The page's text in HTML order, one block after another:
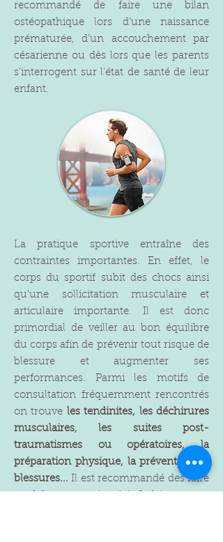
recommandé de faire une bilan
ostéopathique lors d'une naissance
prématurée, d'un accouchement par
césarienne ou dès lors que les parents
s'interrogent sur l'état de santé de leur
enfant.
La pratique sportive entraîne des
contraintes importantes. En effet, le
corps du sportif subit des chocs ainsi
qu'une sollicitation musculaire et
articulaire importante. Il est donc
primordial de veiller au bon équilibre
du corps afin de prévenir tout risque de
blessure et augmenter ses
performances. Parmi les motifs de
consultation fréquemment rencontrés
on trouve les tendinites, les déchirures
musculaires, les suites post-
traumatismes ou opératoires, la
préparation physique, la prévention de
blessures... Il est recommandé des faire